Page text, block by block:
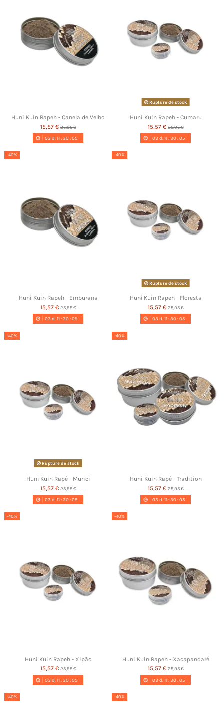
Huni Kuin Rapeh - Canela de Velho
15,57 €25,95 €
03 d. 11:30:05
Rupture de stock
Huni Kuin Rapeh - Cumaru
15,57 € 25,95 €
03 d. 11:30:05
-40%
Huni Kuin Rapeh - Emburana
15,57 € 25,95 €
03 d.11:30:05
-40%
Rupture de stock
Huni Kuin Rapeh - Floresta
15,57 € 25,95 €
03 d.11:30:05
-40%
Rupture de stock
Huni Kuin Rapé - Murici
15,57 € 25,95 €
03 d. 11:30:05
-40%
Huni Kuin Rapé - Tradition
15,57 € 25,95 €
03 d. 11:30:05
-40%
Huni Kuin Rapeh - Xipão
15,57 € 25,95 €
03 d. 11:30:05
-40%
Huni Kuin Rapeh - Xacapandaré
15,57 € 25,95 €
03 d. 11:30:05
-40% -40%